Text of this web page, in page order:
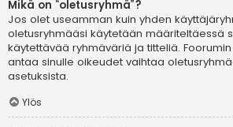
Mikä on “oletusryhmä”?
Jos olet useamman kuin yhden
oletusryhmääsi käytetään määriteltäessä
käytettävää ryhmäväriä ja titteliä.
antaa sinulle oikeudet vaihtaa
asetuksista.
Ylös